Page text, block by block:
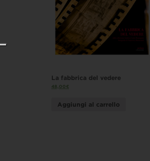
La fabbrica del vedere
48,00€
Aggiungi al carrello